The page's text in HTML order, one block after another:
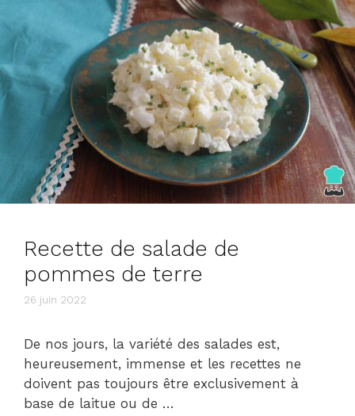
Recette de salade de
pommes de terre
26 juin 2022
De nos jours, la variété des salades est,
heureusement, immense et les recettes ne
doivent pas toujours être exclusivement à
base de laitue ou de …